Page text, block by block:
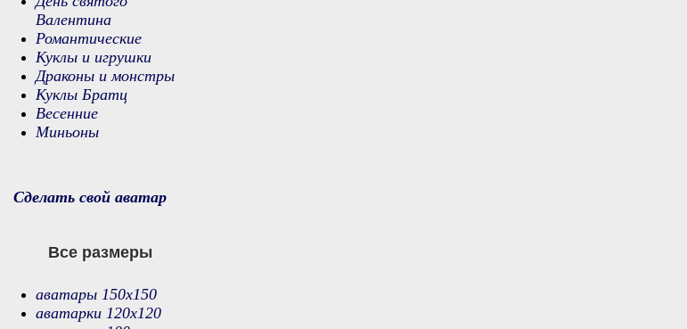
Валентина
Романтические
Куклы и игрушки
Драконы и монстры
Куклы Братц
Весенние
Миньоны
Сделать свой аватар
Все размеры
аватары 150х150
аватарки 120х120